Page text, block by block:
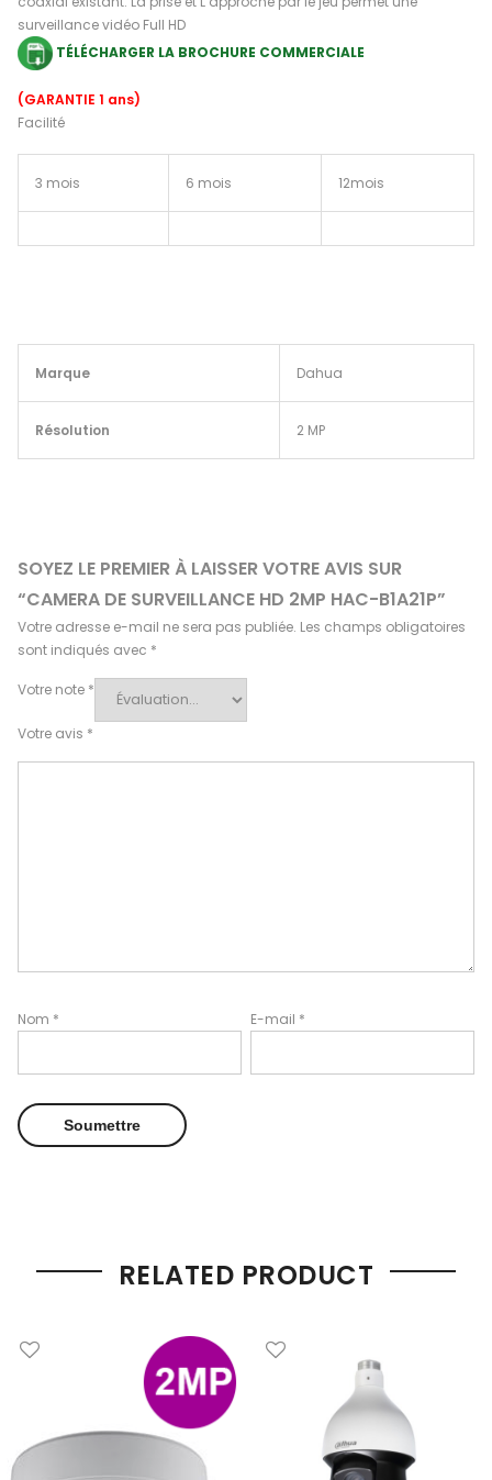
surveillance vidéo Full HD
TÉLÉCHARGER LA BROCHURE COMMERCIALE
(GARANTIE 1 ans)
Facilité
3 mois 6 mois 12mois
Marque Dahua
Résolution 2 MP
SOYEZ LE PREMIER À LAISSER VOTRE AVIS SUR
“CAMERA DE SURVEILLANCE HD 2MP HAC-B1A21P”
Votre adresse e-mail ne sera pas publiée. Les champs obligatoires
sont indiqués avec *
Votre note *
Votre avis *
Nom * E-mail *
RELATED PRODUCT